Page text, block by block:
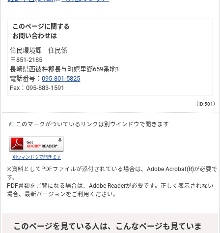
このページに関する
お問い合わせは
住民環境課 住民係
〒851-2185
長崎県西彼杵郡長与町嬉里郷659番地1
電話番号：095-801-5825
Fax：095-883-1591
（ID:501）
このマークがついているリンクは別ウインドウで開きます
別ウィンドウで開きます
※資料としてPDFファイルが添付されている場合は、Adobe Acrobat(R)が必要で
す。
PDF書類をご覧になる場合は、Adobe Readerが必要です。正しく表示されない
場合、最新バージョンをご利用ください。
このページを見ている人は、こんなページも見ていま